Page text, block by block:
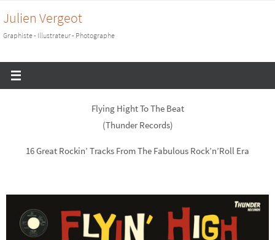
vers
le
Julien Vergeot
Graphiste - Illustrateur - Photographe
Flying Hight To The Beat
(Thunder Records)
16 Great Rockin’ Tracks From The Fabulous Rock’n’Roll Era